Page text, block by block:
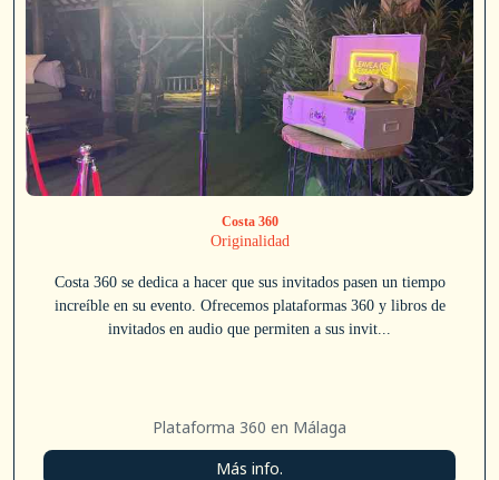
Costa 360
Originalidad
Costa 360 se dedica a hacer que sus invitados pasen un tiempo
increíble en su evento. Ofrecemos plataformas 360 y libros de
invitados en audio que permiten a sus invit...
Plataforma 360 en Málaga
Más info.